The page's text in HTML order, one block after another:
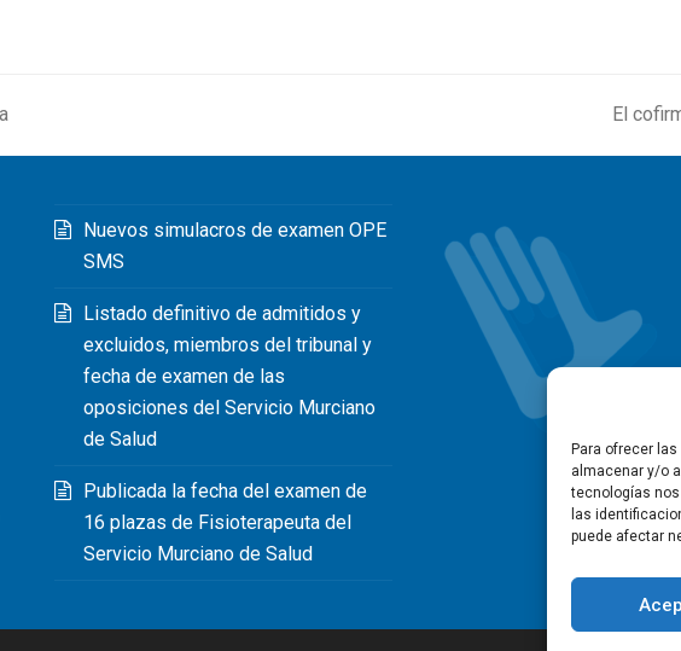
Para ofrecer
almacenar y/o
tecnologías
las
puede afectar
next
post:
El
Nuevos simulacros de examen OPE
SMS
Listado definitivo de admitidos y
excluidos, miembros del tribunal y
fecha de examen de las
oposiciones del Servicio Murciano
de Salud
Publicada la fecha del examen de
16 plazas de Fisioterapeuta del
Servicio Murciano de Salud